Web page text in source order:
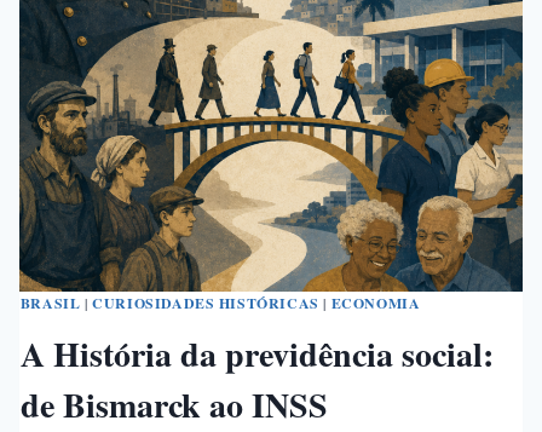
BRASIL |CURIOSIDADES HISTÓRICAS | ECONOMIA
A História da previdência social:
de Bismarck ao INSS